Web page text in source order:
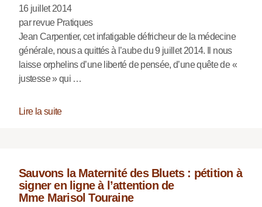
16 juillet 2014
par revue Pratiques
Jean Carpentier, cet infatigable défricheur de la médecine
générale, nous a quittés à l’aube du 9 juillet 2014. Il nous
laisse orphelins d’une liberté de pensée, d’une quête de «
justesse » qui …
Lire la suite
Sauvons la Maternité des Bluets : pétition à
signer en ligne à l’attention de
Mme Marisol Touraine